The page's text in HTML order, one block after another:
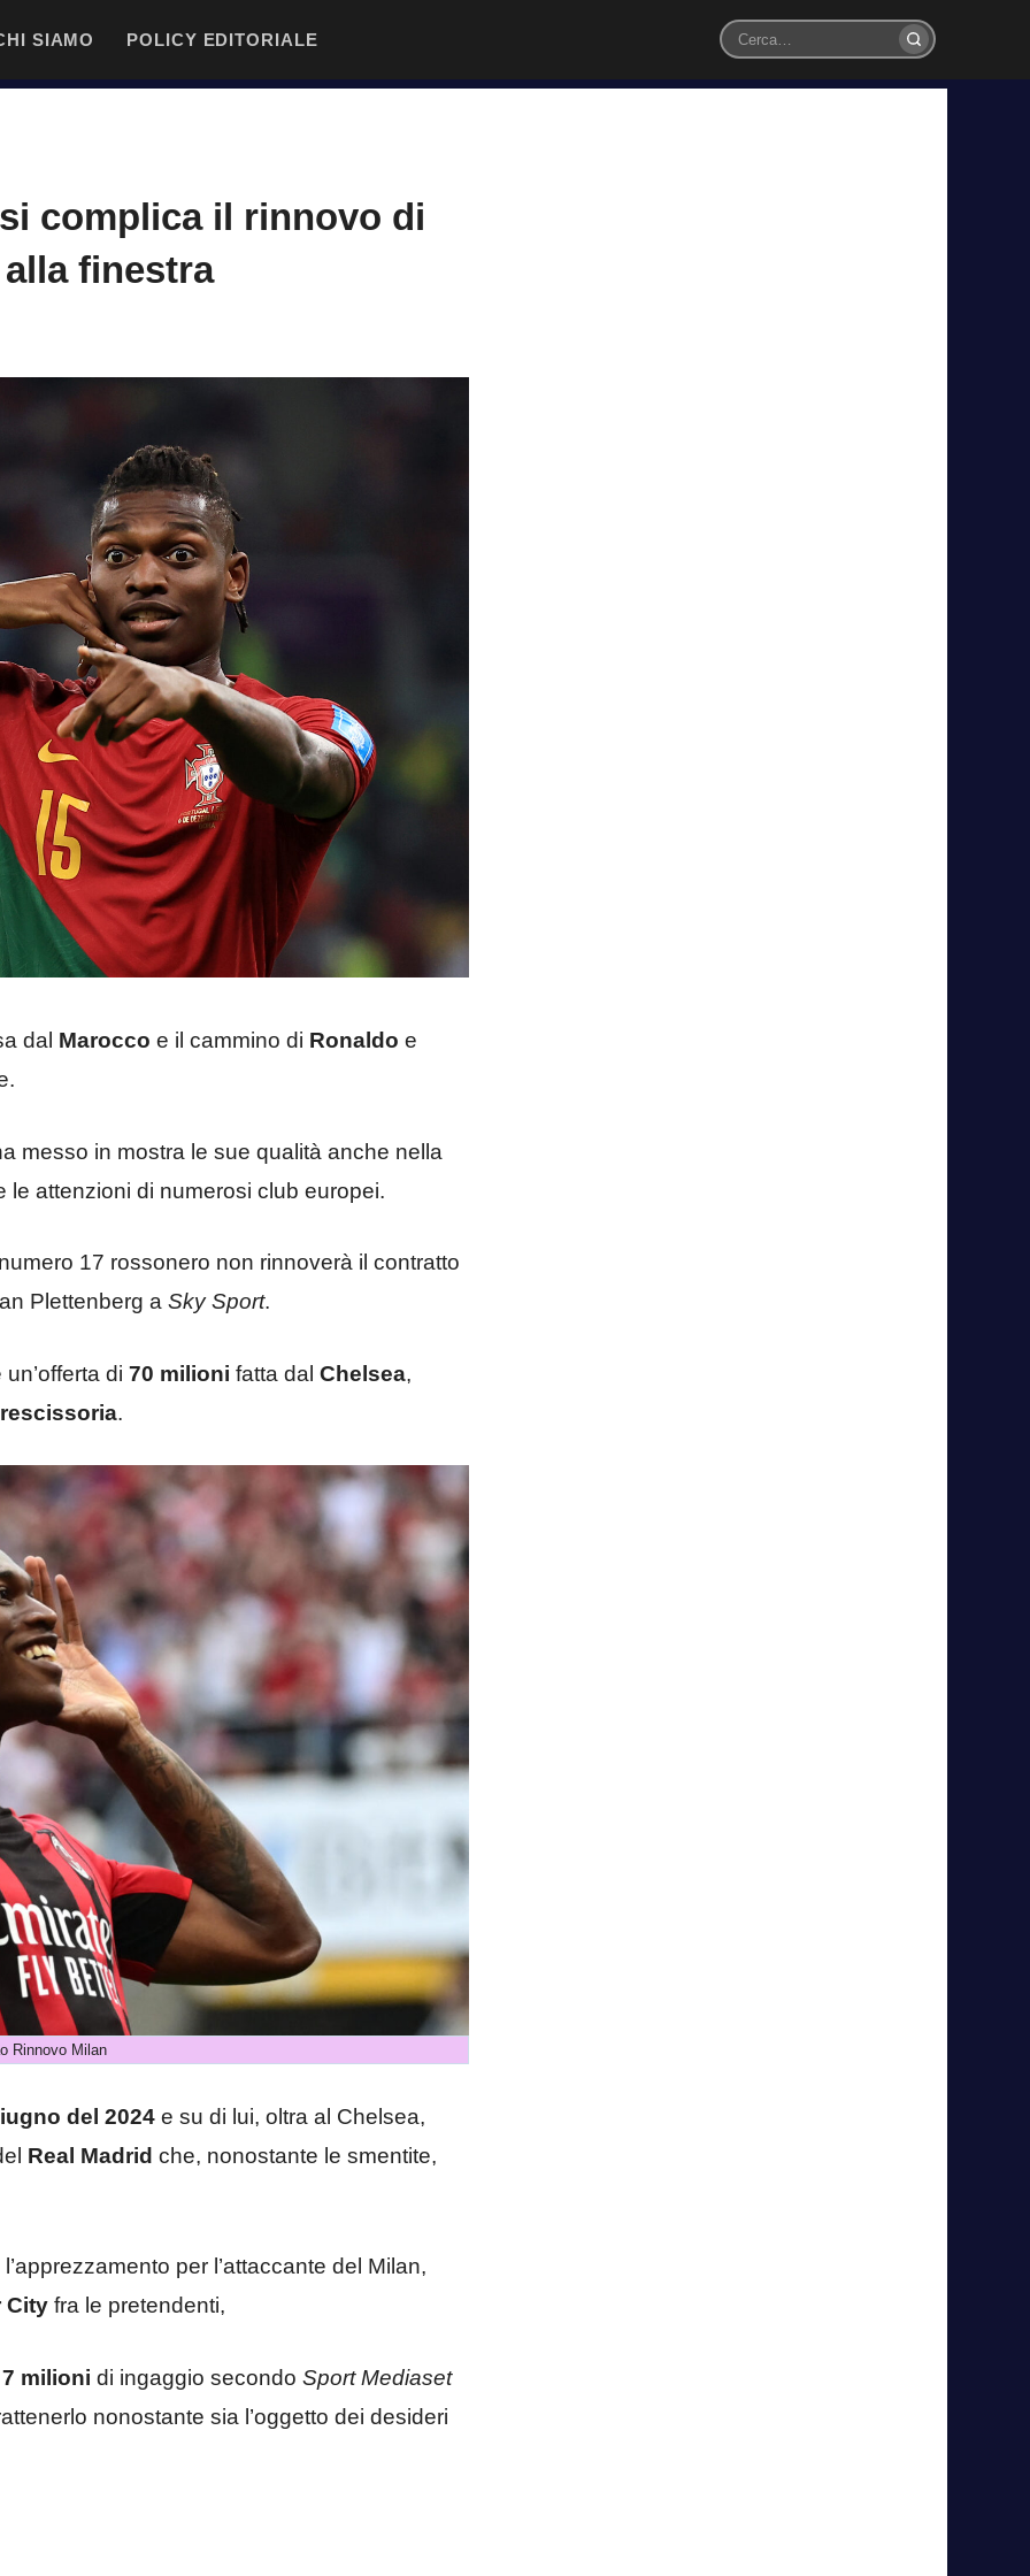
SIAMO POLICY EDITORIALE
Cerca
complica il rinnovo di
finestra
dal Marocco e il cammino di Ronaldo e
messo in mostra le sue qualità anche nella
le attenzioni di numerosi club europei.
17 rossonero non rinnoverà il contratto
Plettenberg a Sky Sport.
di 70 milioni fatta dal Chelsea,
.
Rinnovo Milan
del 2024 e su di lui, oltra al Chelsea,
Real Madrid che, nonostante le smentite,
per l’attaccante del Milan,
City fra le pretendenti,
7 milioni di ingaggio secondo Sport Mediaset
nonostante sia l’oggetto dei desideri